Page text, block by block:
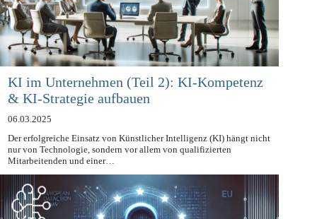
KI im Unternehmen (Teil 2): KI-Kompetenz
& KI-Strategie aufbauen
06.03.2025
Der erfolgreiche Einsatz von Künstlicher Intelligenz (KI) hängt nicht
nur von Technologie, sondern vor allem von qualifizierten
Mitarbeitenden und einer…